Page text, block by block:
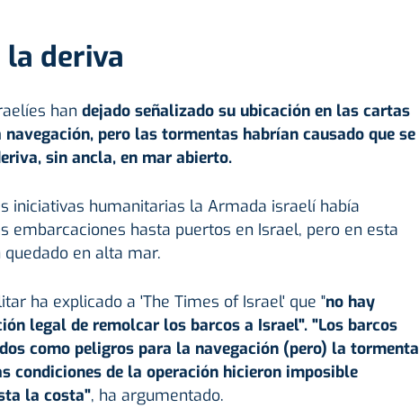
la deriva
han dejado señalizado su ubicación en las cartas
pero las tormentas habrían causado que se
sin ancla, en mar abierto.
iniciativas humanitarias la Armada israelí había
embarcaciones hasta puertos en Israel, pero en esta
en alta mar.
ha explicado a 'The Times of Israel' que "no hay
legal de remolcar los barcos a Israel". "Los barcos
como peligros para la navegación (pero) la tormenta
condiciones de la operación hicieron imposible
la costa", ha argumentado.